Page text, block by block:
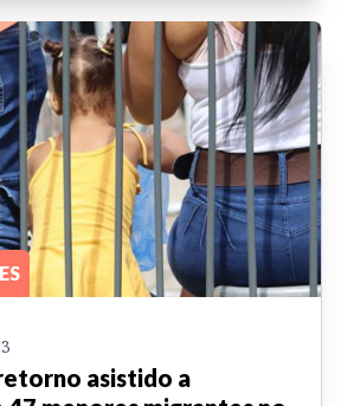
asistido a